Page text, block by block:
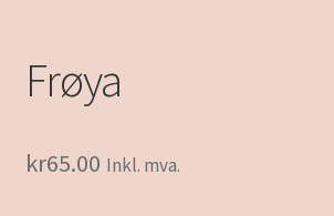
Frøya
kr65.00 Inkl. mva.